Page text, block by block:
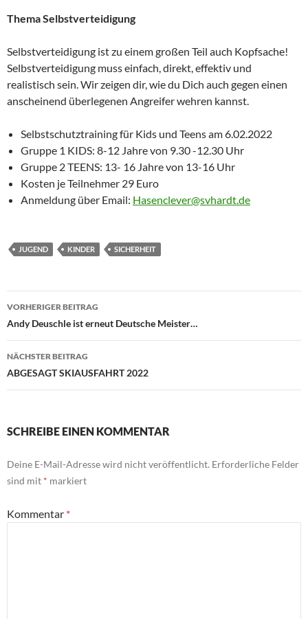
Thema Selbstverteidigung
Selbstverteidigung ist zu einem großen Teil auch Kopfsache!
Selbstverteidigung muss einfach, direkt, effektiv und
realistisch sein. Wir zeigen dir, wie du Dich auch gegen einen
anscheinend überlegenen Angreifer wehren kannst.
Selbstschutztraining für Kids und Teens am 6.02.2022
Gruppe 1 KIDS: 8-12 Jahre von 9.30 -12.30 Uhr
Gruppe 2 TEENS: 13- 16 Jahre von 13-16 Uhr
Kosten je Teilnehmer 29 Euro
Anmeldung über Email: Hasenclever@svhardt.de
JUGEND KINDER SICHERHEIT
Beitragsnavigation
VORHERIGER BEITRAG
Andy Deuschle ist erneut Deutsche Meister…
NÄCHSTER BEITRAG
ABGESAGT SKIAUSFAHRT 2022
SCHREIBE EINEN KOMMENTAR
Deine E-Mail-Adresse wird nicht veröffentlicht. Erforderliche Felder
sind mit * markiert
Kommentar *